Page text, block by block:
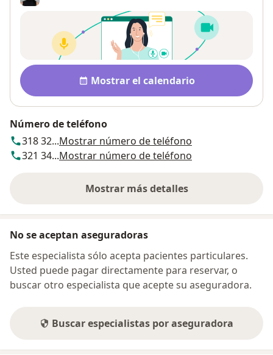
Disponibilidad
Mostrar el calendario
Número de teléfono
318 32...Mostrar número de teléfono
321 34...Mostrar número de teléfono
Mostrar más detalles
sobre la dirección
No se aceptan aseguradoras
Este especialista sólo acepta pacientes particulares.
Usted puede pagar directamente para reservar, o
buscar otro especialista que acepte su aseguradora.
Buscar especialistas por aseguradora